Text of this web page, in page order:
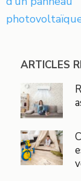
ARTICLES